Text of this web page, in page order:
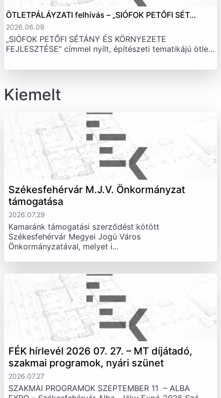
ÖTLETPÁLÁYZATI felhívás – „SIÓFOK PETŐFI SÉT…
2026.06.09
„SIÓFOK PETŐFI SÉTÁNY ÉS KÖRNYEZETE
FEJLESZTÉSE” címmel nyílt, építészeti tematikájú ötle…
Kiemelt
Székesfehérvár M.J.V. Önkormányzat
támogatása
2026.07.29
Kamaránk támogatási szerződést kötött
Székesfehérvár Megyei Jogú Város
Önkormányzatával, melyet i...
FÉK hírlevél 2026 07. 27. – MT díjátadó,
szakmai programok, nyári szünet
2026.07.27
SZAKMAI PROGRAMOK SZEPTEMBER 11 – ALBA